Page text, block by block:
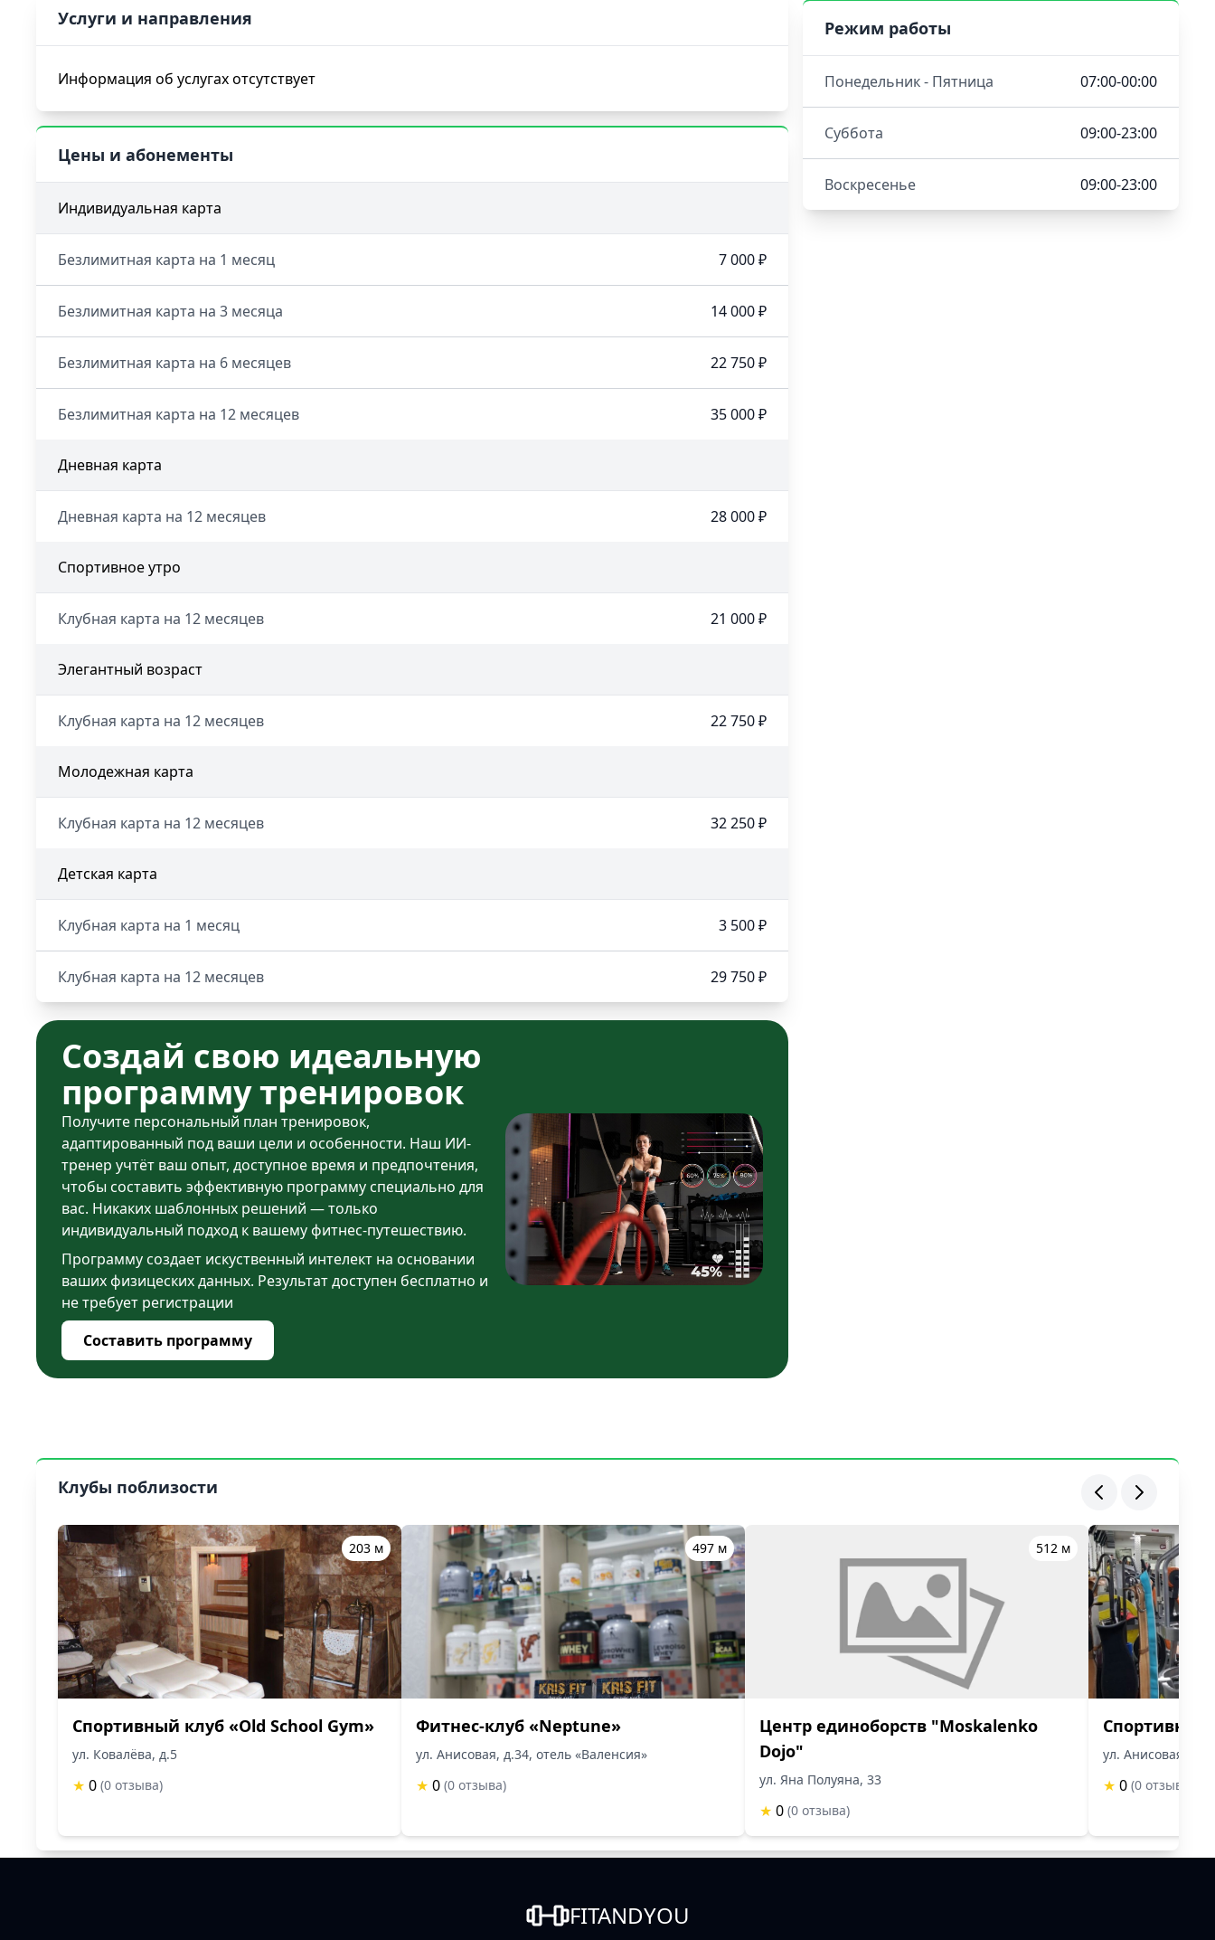
Услуги и направления
Информация об услугах отсутствует
Цены и абонементы
Индивидуальная карта
Безлимитная карта на 1 месяц 7 000 ₽
Безлимитная карта на 3 месяца 14 000 ₽
Безлимитная карта на 6 месяцев 22 750 ₽
Безлимитная карта на 12 месяцев 35 000 ₽
Дневная карта
Дневная карта на 12 месяцев 28 000 ₽
Спортивное утро
Клубная карта на 12 месяцев 21 000 ₽
Элегантный возраст
Клубная карта на 12 месяцев 22 750 ₽
Молодежная карта
Клубная карта на 12 месяцев 32 250 ₽
Детская карта
Клубная карта на 1 месяц 3 500 ₽
Клубная карта на 12 месяцев 29 750 ₽
Создай свою идеальную
программу тренировок
Получите персональный план тренировок,
адаптированный под ваши цели и особенности. Наш ИИ-
тренер учтёт ваш опыт, доступное время и предпочтения,
чтобы составить эффективную программу специально для
вас. Никаких шаблонных решений — только
индивидуальный подход к вашему фитнес-путешествию.
Программу создает искуственный интелект на основании
ваших физицеских данных. Результат доступен бесплатно и
не требует регистрации
Составить программу
Режим работы
Понедельник - Пятница 07:00-00:00
Суббота 09:00-23:00
Воскресенье 09:00-23:00
Клубы поблизости
203 м
Спортивный клуб «Old School Gym»
ул. Ковалёва, д.5
★ 0 (0 отзыва)
497 м
Фитнес-клуб «Neptune»
ул. Анисовая, д.34, отель «Валенсия»
★ 0 (0 отзыва)
512 м
Центр единоборств "Moskalenko
Dojo"
ул. Яна Полуяна, 33
★ 0 (0 отзыва)
Спортивный
ул. Анисовая, д.39
★ 0 (0 отзыва)
FITANDYOU